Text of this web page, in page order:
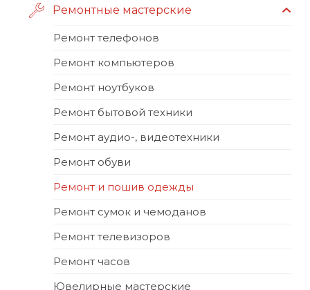
Ремонтные мастерские
Ремонт телефонов
Ремонт компьютеров
Ремонт ноутбуков
Ремонт бытовой техники
Ремонт аудио-, видеотехники
Ремонт обуви
Ремонт и пошив одежды
Ремонт сумок и чемоданов
Ремонт телевизоров
Ремонт часов
Ювелирные мастерские